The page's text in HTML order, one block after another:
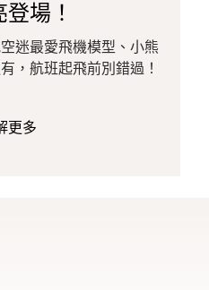
場！
迷最愛飛機模型、小熊
，航班起飛前別錯過！
更多